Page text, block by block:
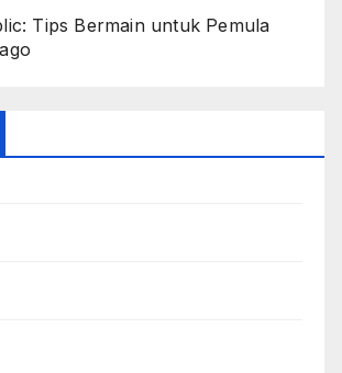
Tips Bermain untuk Pemula